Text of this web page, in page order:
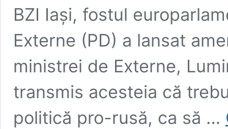
BZI Iași, fostul
Externe (PD) a lansat
ministrei de Externe,
transmis acesteia că
politică pro-rusă, ca să …